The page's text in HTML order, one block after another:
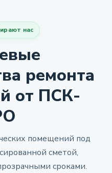
нас
ремонта
от ПСК-
помещений под
сметой,
сроками.